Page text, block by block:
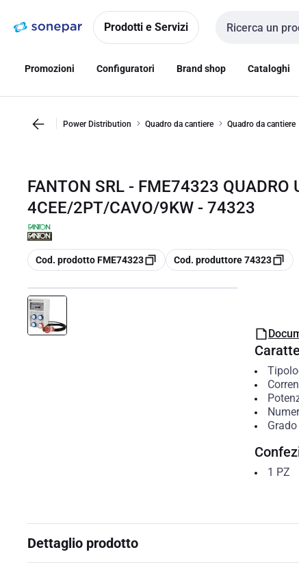
navigazionealla
Prodotti e Servizi
Cerca input
Promozioni Configuratori Brand shop Cataloghi
Power Distribution Quadro da cantiere Quadro da cantiere
FANTON SRL - FME74323 QUADRO
4CEE/2PT/CAVO/9KW - 74323
copia
Cod. prodotto FME74323 copia
Cod. produttore 74323
1 PZ
Dettaglio prodotto